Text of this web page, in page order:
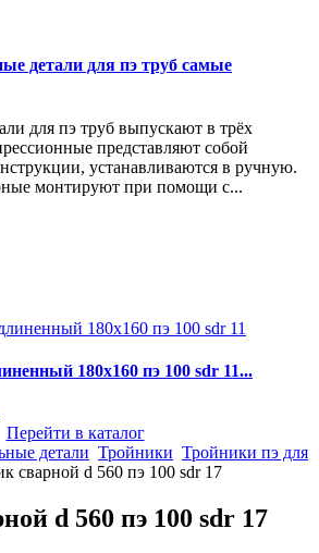
детали для пэ труб самые
для пэ труб выпускают в трёх
представляют собой
устанавливаются в ручную.
монтируют при помощи с...
180x160 пэ 100 sdr 11...
Перейти в каталог
детали Тройники Тройники пэ для
сварной d 560 пэ 100 sdr 17
d 560 пэ 100 sdr 17